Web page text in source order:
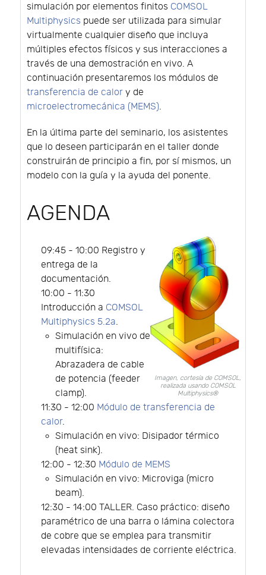
simulación por elementos finitos COMSOL
Multiphysics puede ser utilizada para simular
virtualmente cualquier diseño que incluya
múltiples efectos físicos y sus interacciones a
través de una demostración en vivo. A
continuación presentaremos los módulos de
transferencia de calor y de
microelectromecánica (MEMS).
En la última parte del seminario, los asistentes
que lo deseen participarán en el taller donde
construirán de principio a fin, por sí mismos, un
modelo con la guía y la ayuda del ponente.
AGENDA
Imagen, cortesía de COMSOL,
realizada usando COMSOL
Multiphysics®
09:45 - 10:00 Registro y
entrega de la
documentación.
10:00 - 11:30
Introducción a COMSOL
Multiphysics 5.2a.
Simulación en vivo de
multifísica:
Abrazadera de cable
de potencia (feeder
clamp).
11:30 - 12:00 Módulo de transferencia de
calor.
Simulación en vivo: Disipador térmico
(heat sink).
12:00 - 12:30 Módulo de MEMS
Simulación en vivo: Microviga (micro
beam).
12:30 - 14:00 TALLER. Caso práctico: diseño
paramétrico de una barra o lámina colectora
de cobre que se emplea para transmitir
elevadas intensidades de corriente eléctrica.